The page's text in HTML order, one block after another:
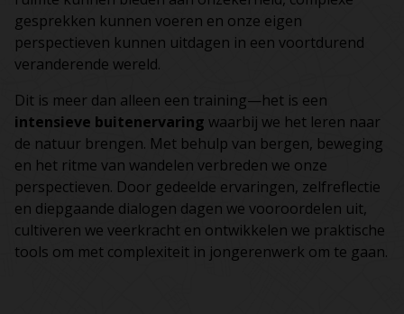
gesprekken kunnen voeren en onze eigen
perspectieven kunnen uitdagen in een voortdurend
veranderende wereld.
Dit is meer dan alleen een training—het is een
intensieve buitenervaring waarbij we het leren naar
de natuur brengen. Met behulp van bergen, beweging
en het ritme van wandelen verbreden we onze
perspectieven. Door gedeelde ervaringen, zelfreflectie
en diepgaande dialogen dagen we vooroordelen uit,
cultiveren we veerkracht en ontwikkelen we praktische
tools om met complexiteit in jongerenwerk om te gaan.